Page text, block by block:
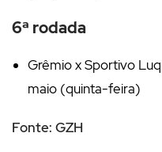
6ª rodada
Grêmio x Sportivo
maio (quinta-feira)
Fonte: GZH